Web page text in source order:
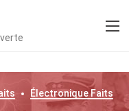
ÉlectroniqueFaits